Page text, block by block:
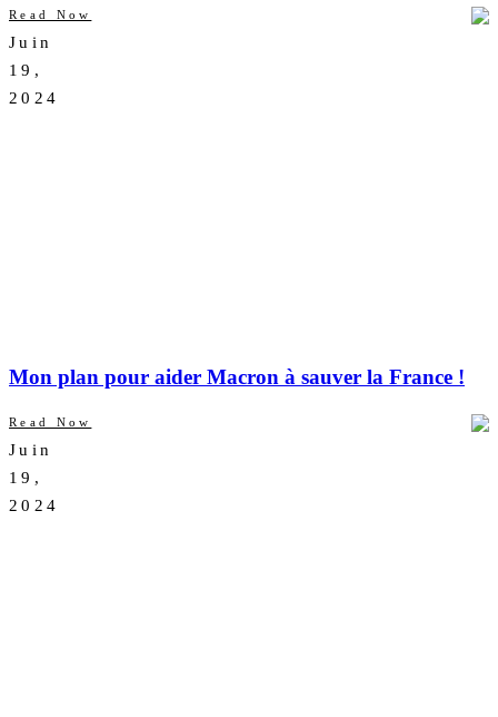
Read Now
Juin
19,
2024
Mon plan pour aider Macron à sauver la France !
Read Now
Juin
19,
2024